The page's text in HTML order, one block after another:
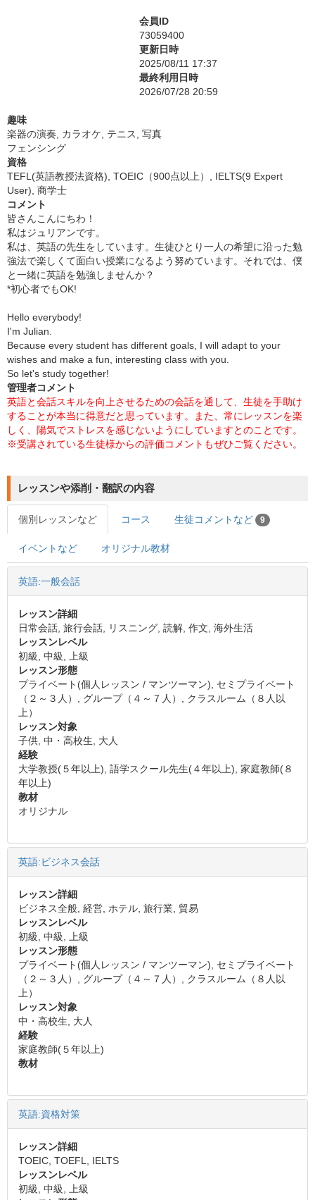
会員ID
73059400
更新日時
2025/08/11 17:37
最終利用日時
2026/07/28 20:59
趣味
楽器の演奏, カラオケ, テニス, 写真
フェンシング
資格
TEFL(英語教授法資格), TOEIC（900点以上）, IELTS(9 Expert
User), 商学士
コメント
皆さんこんにちわ！
私はジュリアンです。
私は、英語の先生をしています。生徒ひとり一人の希望に沿った勉
強法で楽しくて面白い授業になるよう努めています。それでは、僕
と一緒に英語を勉強しませんか？
*初心者でもOK!
Hello everybody!
I'm Julian.
Because every student has different goals, I will adapt to your
wishes and make a fun, interesting class with you.
So let's study together!
管理者コメント
英語と会話スキルを向上させるための会話を通して、生徒を手助け
することが本当に得意だと思っています。また、常にレッスンを楽
しく、陽気でストレスを感じないようにしていますとのことです。
※受講されている生徒様からの評価コメントもぜひご覧ください。
レッスンや添削・翻訳の内容
個別レッスンなど コース 生徒コメントなど 9
イベントなど オリジナル教材
英語:一般会話
レッスン詳細
日常会話, 旅行会話, リスニング, 読解, 作文, 海外生活
レッスンレベル
初級, 中級, 上級
レッスン形態
プライベート(個人レッスン / マンツーマン), セミプライベート
（２～３人）, グループ（４～７人）, クラスルーム（８人以
上）
レッスン対象
子供, 中・高校生, 大人
経験
大学教授(５年以上), 語学スクール先生(４年以上), 家庭教師(８
年以上)
教材
オリジナル
英語:ビジネス会話
レッスン詳細
ビジネス全般, 経営, ホテル, 旅行業, 貿易
レッスンレベル
初級, 中級, 上級
レッスン形態
プライベート(個人レッスン / マンツーマン), セミプライベート
（２～３人）, グループ（４～７人）, クラスルーム（８人以
上）
レッスン対象
中・高校生, 大人
経験
家庭教師(５年以上)
教材
英語:資格対策
レッスン詳細
TOEIC, TOEFL, IELTS
レッスンレベル
初級, 中級, 上級